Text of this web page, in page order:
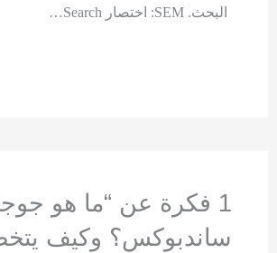
البحث. SEM: اختصار Search…
1 فكرة عن “ما هو
ساندبوكس؟ وكيف